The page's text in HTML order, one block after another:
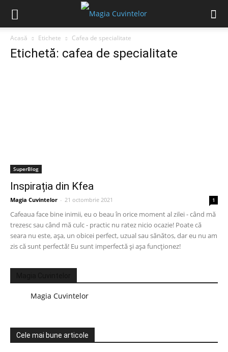
Acasă Etichete Cafea de specialitate
Etichetă: cafea de specialitate
SuperBlog
Inspirația din Kfea
Magia Cuvintelor - 21 octombrie 2021 1
Cafeaua face bine inimii, eu o beau în orice moment al zilei - când mă
trezesc sau când mă culc - practic nu ratez nicio ocazie! Poate că
seara nu este, așa, un obicei perfect, uzual sau sănătos, dar eu nu am
zis că sunt perfectă! Eu sunt imperfectă și așa funcționez!
Magia Cuvintelor
Cele mai bune articole